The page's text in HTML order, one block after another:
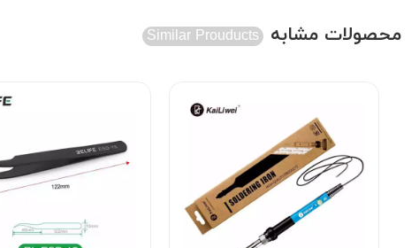
محصولات مشابه Similar Prouducts